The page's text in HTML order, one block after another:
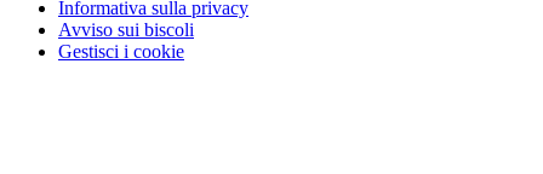
Informativa sulla privacy
Avviso sui biscoli
Gestisci i cookie